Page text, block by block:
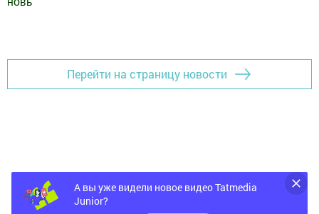
Перейти на страницу новости
А вы уже видели новое видео Tatmedia
Junior?